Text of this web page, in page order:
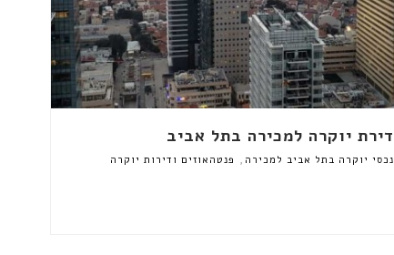
דירת יוקרה למכירה בתל אביב
נכסי יוקרה בתל אביב למכירה , פנטהאוזים ודירות יוקרה